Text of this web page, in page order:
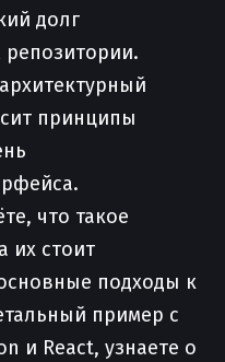
долг
репозитории.
принципы
что такое
их стоит
подходы к
пример с
и React, узнаете о